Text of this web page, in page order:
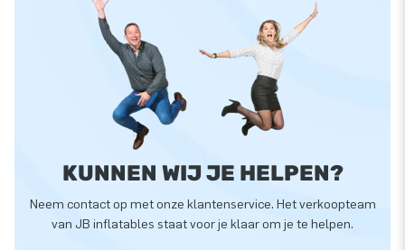
KUNNEN WIJ JE HELPEN?
Neem contact op met onze klantenservice. Het verkoopteam
van JB inflatables staat voor je klaar om je te helpen.